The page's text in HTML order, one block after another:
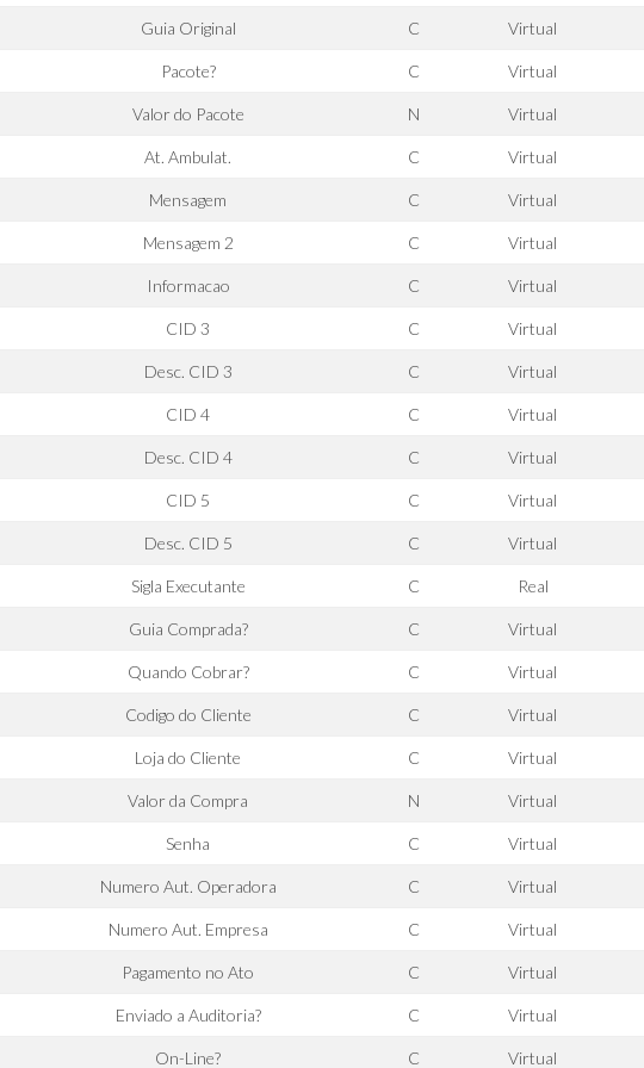
Guia Original C Virtual
Pacote? C Virtual
Valor do Pacote N Virtual
At. Ambulat. C Virtual
Mensagem C Virtual
Mensagem 2 C Virtual
Informacao C Virtual
CID 3 C Virtual
Desc. CID 3 C Virtual
CID 4 C Virtual
Desc. CID 4 C Virtual
CID 5 C Virtual
Desc. CID 5 C Virtual
Sigla Executante C Real
Guia Comprada? C Virtual
Quando Cobrar? C Virtual
Codigo do Cliente C Virtual
Loja do Cliente C Virtual
Valor da Compra N Virtual
Senha C Virtual
Numero Aut. Operadora C Virtual
Numero Aut. Empresa C Virtual
Pagamento no Ato C Virtual
Enviado a Auditoria? C Virtual
On-Line? C Virtual